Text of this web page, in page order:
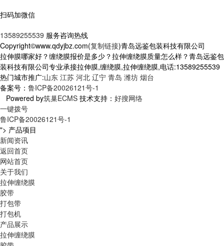
扫码加微信
13589255539 服务咨询热线
Copyright©www.qdyjbz.com(复制链接)青岛远鉴包装科技有限公司
拉伸膜哪家好？缠绕膜报价是多少？拉伸缠绕膜质量怎么样？青岛远鉴包
装科技有限公司专业承接拉伸膜,缠绕膜,拉伸缠绕膜,电话:13589255539
热门城市推广:山东 江苏 河北 辽宁 青岛 潍坊 烟台
备案号： 鲁ICP备20026121号-1
Powered by筑巢ECMS 技术支持： 好搜网络
一键拨号
鲁ICP备20026121号-1
"> 产品项目
新闻资讯
返回首页
网站首页
关于我们
拉伸缠绕膜
胶带
打包带
打包机
产品展示
拉伸缠绕膜